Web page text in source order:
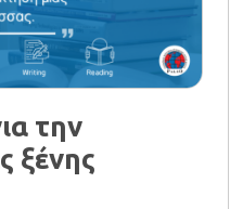
την
ξένης